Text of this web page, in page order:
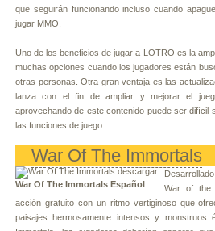
que seguirán funcionando incluso cuando
jugar MMO.
Uno de los beneficios de jugar a LOTRO es la
muchas opciones cuando los jugadores están
otras personas. Otra gran ventaja es las
lanza con el fin de ampliar y mejorar el
aprovechando de este contenido puede ser difícil
las funciones de juego.
War Of The Immortals
War Of The Immortals Español
War of the
acción gratuito con un ritmo vertiginoso que
paisajes hermosamente intensos y